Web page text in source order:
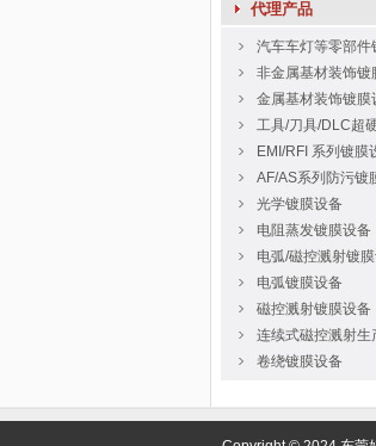
代理产品
汽车车灯等零部件
非金属基材装饰镀
金属基材装饰镀膜
工具/刀具/DLC超
EMI/RFI 系列镀膜
AF/AS系列防污镀
光学镀膜设备
电阻蒸发镀膜设备
电弧/磁控溅射镀
电弧镀膜设备
磁控溅射镀膜设备
连续式磁控溅射生
卷绕镀膜设备